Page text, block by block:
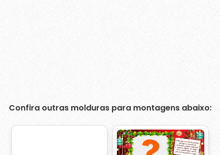
Confira outras molduras para montagens abaixo: